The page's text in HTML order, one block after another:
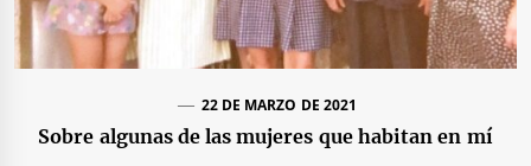
22 DE MARZO DE 2021
Sobre algunas de las mujeres que habitan en mí